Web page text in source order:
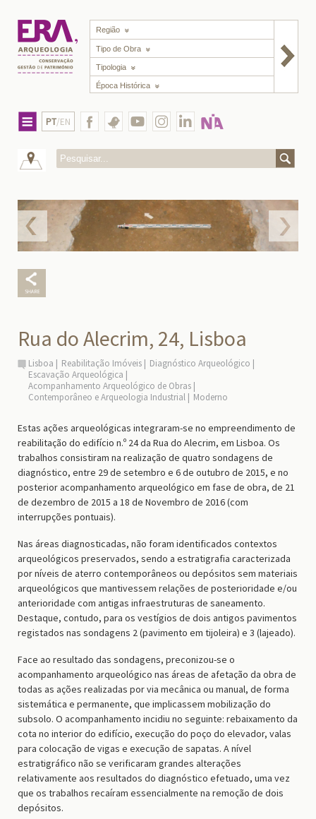
Região
Tipo de Obra
Tipologia
Época Histórica
PT/EN
Rua do Alecrim, 24, Lisboa
Lisboa Reabilitação Imóveis
Diagnóstico Arqueológico
Escavação Arqueológica
Acompanhamento Arqueológico de Obras
Contemporâneo e Arqueologia Industrial
Moderno
Estas ações arqueológicas integraram-se no empreendimento de
reabilitação do edifício n.º 24 da Rua do Alecrim, em Lisboa. Os
trabalhos consistiram na realização de quatro sondagens de
diagnóstico, entre 29 de setembro e 6 de outubro de 2015, e no
posterior acompanhamento arqueológico em fase de obra, de 21
de dezembro de 2015 a 18 de Novembro de 2016 (com
interrupções pontuais).
Nas áreas diagnosticadas, não foram identificados contextos
arqueológicos preservados, sendo a estratigrafia caracterizada
por níveis de aterro contemporâneos ou depósitos sem materiais
arqueológicos que mantivessem relações de posterioridade e/ou
anterioridade com antigas infraestruturas de saneamento.
Destaque, contudo, para os vestígios de dois antigos pavimentos
registados nas sondagens 2 (pavimento em tijoleira) e 3 (lajeado).
Face ao resultado das sondagens, preconizou-se o
acompanhamento arqueológico nas áreas de afetação da obra de
todas as ações realizadas por via mecânica ou manual, de forma
sistemática e permanente, que implicassem mobilização do
subsolo. O acompanhamento incidiu no seguinte: rebaixamento da
cota no interior do edifício, execução do poço do elevador, valas
para colocação de vigas e execução de sapatas. A nível
estratigráfico não se verificaram grandes alterações
relativamente aos resultados do diagnóstico efetuado, uma vez
que os trabalhos recaíram essencialmente na remoção de dois
depósitos.